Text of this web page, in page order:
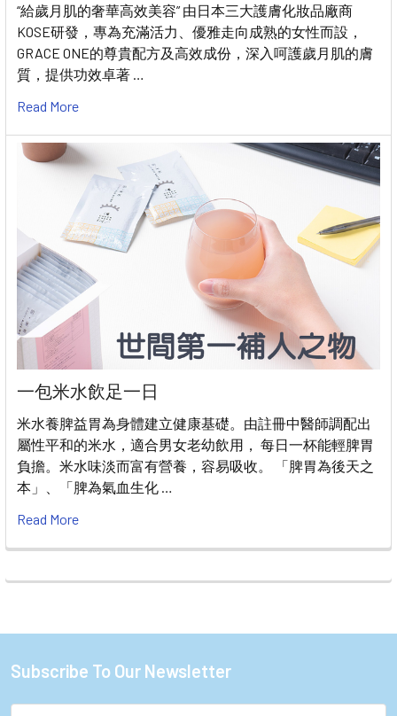
“給歲月肌的奢華高效美容” 由日本三大護膚化妝品廠商
KOSE研發，專為充滿活力、優雅走向成熟的女性而設，
GRACE ONE的尊貴配方及高效成份，深入呵護歲月肌的膚
質，提供功效卓著 …
Read More
一包米水飲足一日
米水養脾益胃為身體建立健康基礎。由註冊中醫師調配出
屬性平和的米水，適合男女老幼飲用， 每日一杯能輕脾胃
負擔。米水味淡而富有營養，容易吸收。 「脾胃為後天之
本」、「脾為氣血生化 …
Read More
Footer
Subscribe To Our Newsletter